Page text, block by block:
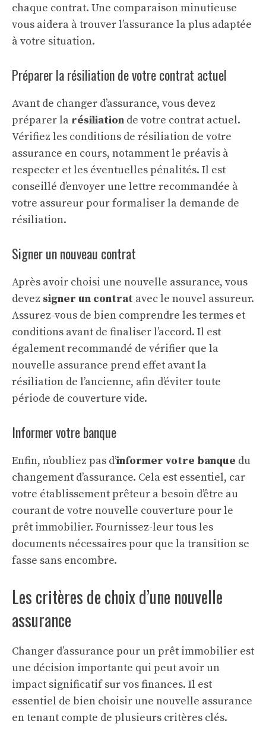
chaque contrat. Une comparaison minutieuse
vous aidera à trouver l’assurance la plus adaptée
à votre situation.
Préparer la résiliation de votre contrat actuel
Avant de changer d’assurance, vous devez
préparer la résiliation de votre contrat actuel.
Vérifiez les conditions de résiliation de votre
assurance en cours, notamment le préavis à
respecter et les éventuelles pénalités. Il est
conseillé d’envoyer une lettre recommandée à
votre assureur pour formaliser la demande de
résiliation.
Signer un nouveau contrat
Après avoir choisi une nouvelle assurance, vous
devez signer un contrat avec le nouvel assureur.
Assurez-vous de bien comprendre les termes et
conditions avant de finaliser l’accord. Il est
également recommandé de vérifier que la
nouvelle assurance prend effet avant la
résiliation de l’ancienne, afin d’éviter toute
période de couverture vide.
Informer votre banque
Enfin, n’oubliez pas d’informer votre banque du
changement d’assurance. Cela est essentiel, car
votre établissement prêteur a besoin d’être au
courant de votre nouvelle couverture pour le
prêt immobilier. Fournissez-leur tous les
documents nécessaires pour que la transition se
fasse sans encombre.
Les critères de choix d’une nouvelle
assurance
Changer d’assurance pour un prêt immobilier est
une décision importante qui peut avoir un
impact significatif sur vos finances. Il est
essentiel de bien choisir une nouvelle assurance
en tenant compte de plusieurs critères clés.